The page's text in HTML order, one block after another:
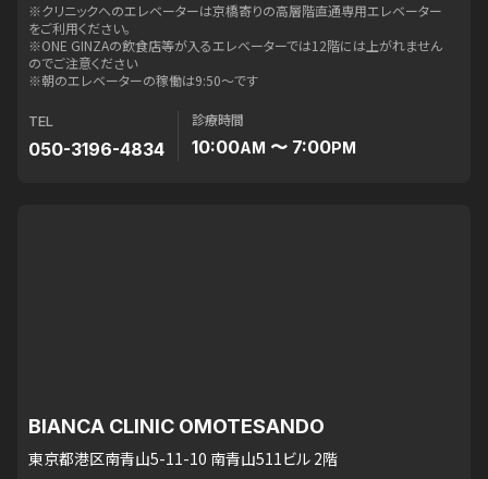
※クリニックへのエレベーターは京橋寄りの高層階直通専用エレベーター
をご利用ください。
※ONE GINZAの飲食店等が入るエレベーターでは12階には上がれません
のでご注意ください
※朝のエレベーターの稼働は9:50〜です
TEL
050-3196-4834
診療時間
10:00AM 〜 7:00PM
BIANCA CLINIC OMOTESANDO
東京都港区南青山5-11-10 南青山511ビル 2階